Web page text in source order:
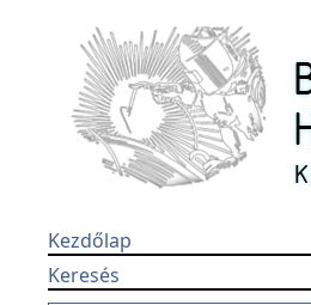
Kezdőlap
Keresés